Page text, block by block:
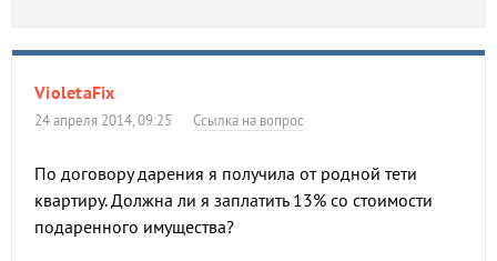
VioletaFix
24 апреля 2014, 09:25 Ссылка на вопрос
По договору дарения я получила от родной тети
квартиру. Должна ли я заплатить 13% со стоимости
подаренного имущества?